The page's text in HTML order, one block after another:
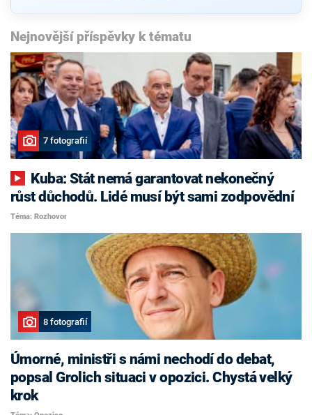
Nejnovější příspěvky k tématu
7 fotografií
růst důchodů. Lidé musí být sami zodpovědní
Téma: Rozhovor
8 fotografií
Úmorné, ministři s námi nechodí do debat,
popsal Grolich situaci v opozici. Chystá velký
krok